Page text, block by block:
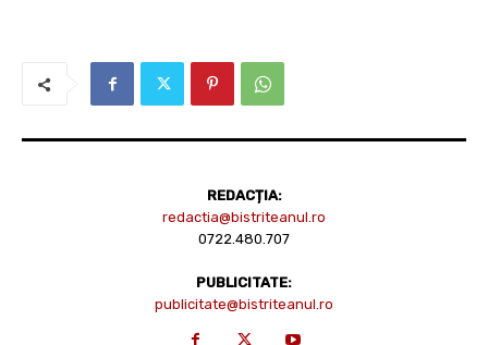
REDACȚIA:
redactia@bistriteanul.ro
0722.480.707
PUBLICITATE:
publicitate@bistriteanul.ro